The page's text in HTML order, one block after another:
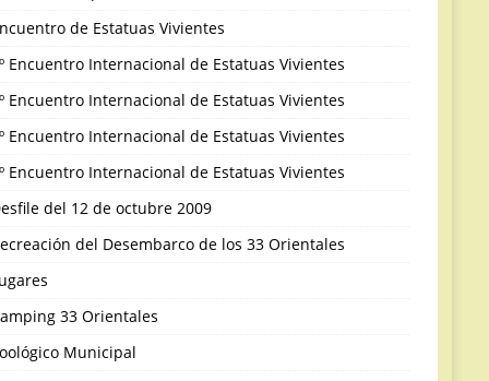
de Estatuas Vivientes
Encuentro Internacional de Estatuas Vivientes
Encuentro Internacional de Estatuas Vivientes
Encuentro Internacional de Estatuas Vivientes
Encuentro Internacional de Estatuas Vivientes
del 12 de octubre 2009
del Desembarco de los 33 Orientales
33 Orientales
Municipal